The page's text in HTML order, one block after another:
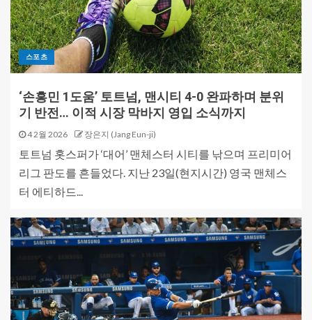
스포츠
‘손흥민 1도움’ 토트넘, 맨시티 4-0 완파하며 분위
기 반전… 이적 시장 막바지 영입 소식까지
4 2월 2026 장은지 (Jang Eun-ji)
토트넘 홋스퍼가 ‘대어’ 맨체스터 시티를 낚으며 프리미어
리그 판도를 흔들었다. 지난 23일(현지시간) 영국 맨체스
터 에티하드...